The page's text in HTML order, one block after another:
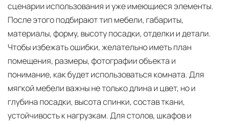
сценарии использования и уже имеющиеся элементы.
После этого подбирают тип мебели, габариты,
материалы, форму, высоту посадки, отделки и детали.
Чтобы избежать ошибки, желательно иметь план
помещения, размеры, фотографии объекта и
понимание, как будет использоваться комната. Для
мягкой мебели важны не только длина и цвет, но и
глубина посадки, высота спинки, состав ткани,
устойчивость к нагрузкам. Для столов, шкафов и